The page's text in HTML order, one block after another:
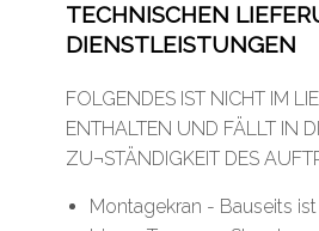
TECHNISCHEN
DIENSTLEISTUNGEN
FOLGENDES IST NICHT IM
ENTHALTEN UND FÄLLT IN
ZU¬STÄNDIGKEIT DES
Montagekran - Bauseits